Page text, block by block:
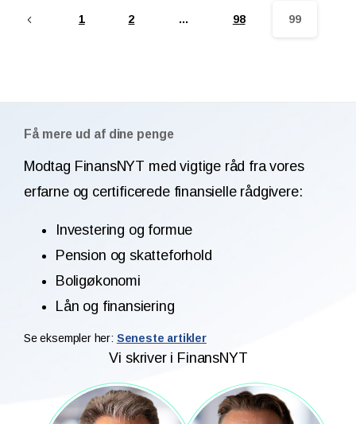
1 2 … 98 99
Få mere ud af dine penge
Modtag FinansNYT med vigtige råd fra vores
erfarne og certificerede finansielle rådgivere:
Investering og formue
Pension og skatteforhold
Boligøkonomi
Lån og finansiering
Se eksempler her: Seneste artikler
Vi skriver i FinansNYT